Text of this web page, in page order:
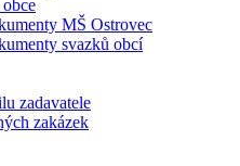
MŠ Ostrovec
svazků obcí
zadavatele
zakázek